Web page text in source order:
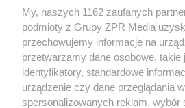
Żaden utwór zamieszczony w serwisie nie
rozpowszechniany lub dalej
tym także elektroniczny lub mechaniczny) na
eksploatacji w jakiejkolwiek formie, włącznie
bez pisemnej zgody właściciela praw.
wykorzystanie utworów w całości lub w
bez właściwej zgody, jest zabronione pod
prawnie.
My, naszych 1162 zaufanych
podmioty z Grupy ZPR Media
przechowujemy informacje na
przetwarzamy dane osobowe, takie
identyfikatory, standardowe
urządzenie czy dane przeglądania
spersonalizowanych reklam, wybór